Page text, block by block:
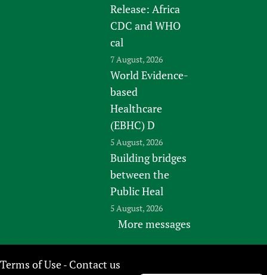
Release: Africa
CDC and WHO
cal
7 August, 2026
World Evidence-
based
Healthcare
(EBHC) D
5 August, 2026
Building bridges
between the
Public Heal
5 August, 2026
More messages
Terms of Use- Contact us